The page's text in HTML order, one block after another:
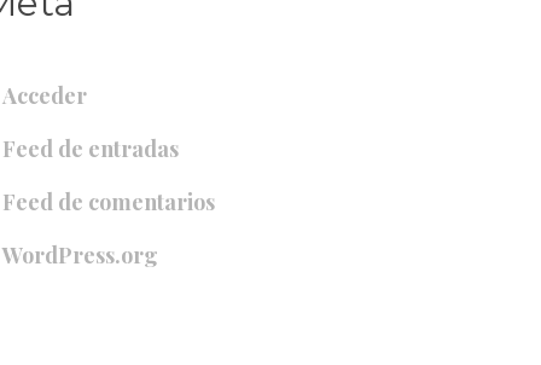
Acceder
Feed de entrada
Feed de comentario
WordPress.org